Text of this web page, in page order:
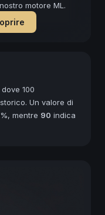
motore ML.
100
Un valore di
mentre 90 indica